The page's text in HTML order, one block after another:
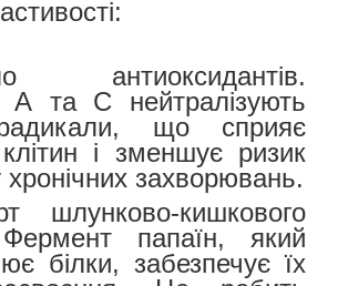
антиоксидантів.
А та С нейтралізують
що сприяє
і зменшує ризик
хронічних захворювань.
шлунково-кишкового
Фермент папаїн, який
білки, забезпечує їх